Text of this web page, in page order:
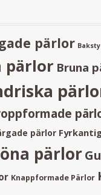
pärlor
pärlor Bruna
pärlor
pärlor
Knappformade Pärlor